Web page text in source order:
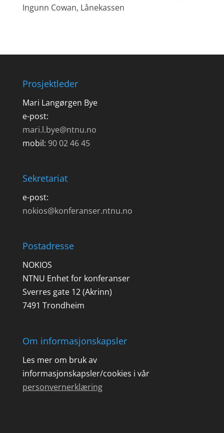
Ingunn Cowan, Lånekassen
Prosjektleder
Mari Langørgen Bye
e-post:
mari.l.bye@ntnu.no
mobil: 90 02 46 45
Sekretariat
e-post:
nokios@konferanser.ntnu.no
Postadresse
NOKIOS
NTNU Enhet for konferanser
Sverres gate 12 (Akrinn)
7491 Trondheim
Om informasjonskapsler
Les mer om bruk av
informasjonskapsler/cookies i vår
personvernerklæring